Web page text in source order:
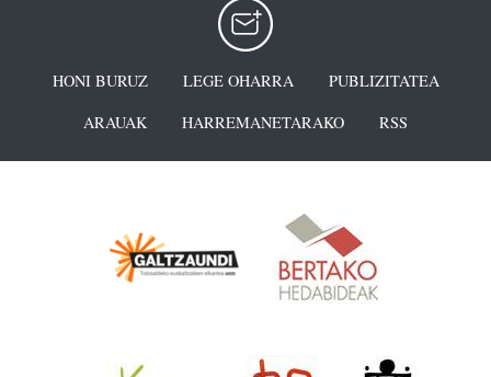
HONI BURUZ LEGE OHARRA
PUBLIZITATEA
ARAUAK
HARREMANETARAKO RSS